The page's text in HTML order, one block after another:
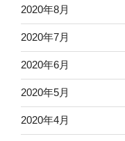
2020年8月
2020年7月
2020年6月
2020年5月
2020年4月